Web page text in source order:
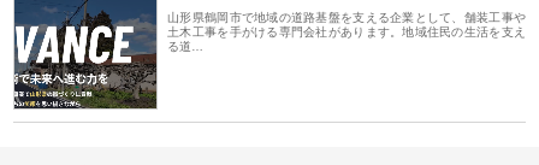
山形県鶴岡市で地域の道路基盤を支える企業として、舗装工事や
土木工事を手がける専門会社があります。地域住民の生活を支え
る道…